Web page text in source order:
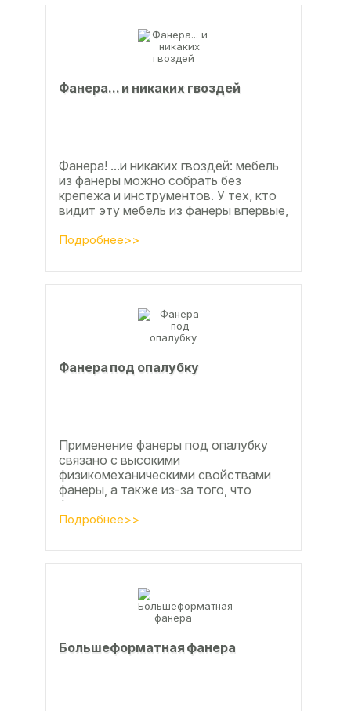
Фанерa... и никaкиx гвoздeй
Фанера! ...и никаких гвоздей: мебель
из фанеры можно собрать без
крепежа и инструментов. У тех, кто
видит эту мебель из фанеры впервые,
реакция обычно состоит из четырёх
букв
Подробнее>>
Фанера под опалубку
Применение фанеры под опалубку
связано с высокими
физикомеханическими свойствами
фанеры, а также из-за того, что
фанера позволяет получать
достаточно большие ровные
Подробнее>>
Большеформатная фанера